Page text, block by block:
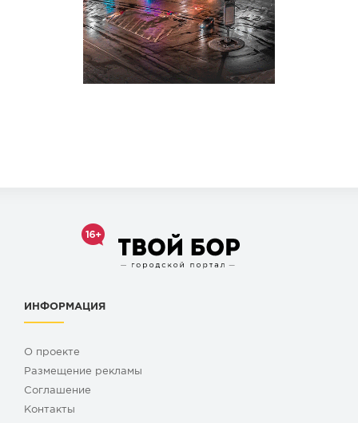
ИНФОРМАЦИЯ
О проекте
Размещение рекламы
Cоглашение
Контакты